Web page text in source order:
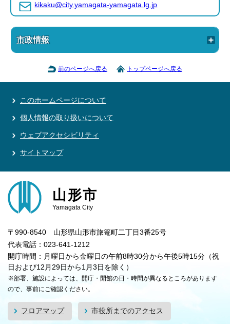
kikaku@city.yamagata-yamagata.lg.jp
市政情報
前のページへ戻る トップページへ戻る
このホームページについて
個人情報の取り扱いについて
ウェブアクセシビリティ
サイトマップ
山形市
Yamagata City
〒990-8540 山形県山形市旅篭町二丁目3番25号
代表電話：023-641-1212
開庁時間：月曜日から金曜日の午前8時30分から午後5時15分（祝
日および12月29日から1月3日を除く）
※部署、施設によっては、開庁・開館の日・時間が異なるところがあります
ので、事前にご確認ください。
フロアマップ 市役所までのアクセス